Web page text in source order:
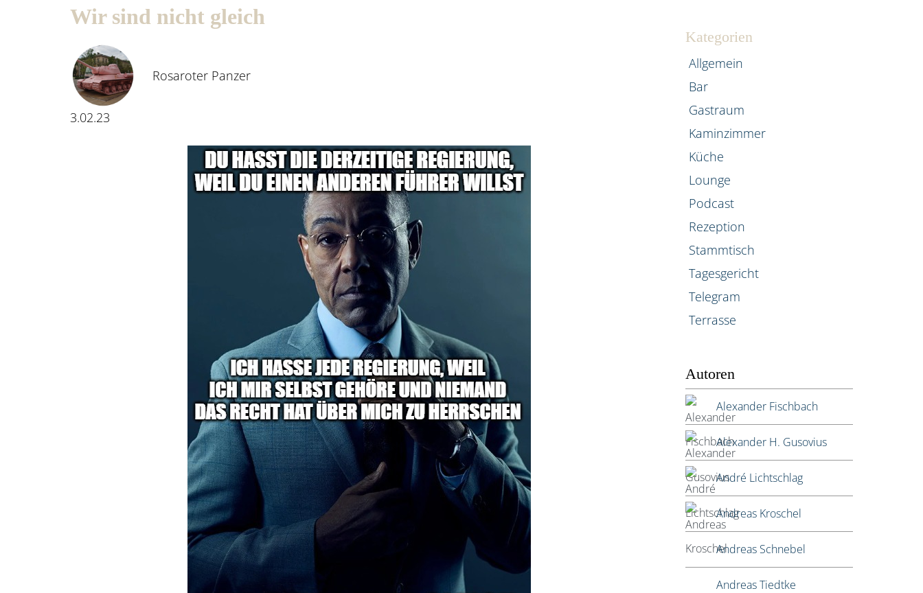
Wir sind nicht gleich
Rosaroter Panzer
3.02.23
Kategorien
Allgemein
Bar
Gastraum
Kaminzimmer
Küche
Lounge
Podcast
Rezeption
Stammtisch
Tagesgericht
Telegram
Terrasse
Autoren
Alexander Fischbach
Alexander H. Gusovius
André Lichtschlag
Andreas Kroschel
Andreas Schnebel
Andreas Tiedtke